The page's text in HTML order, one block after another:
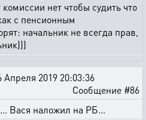
нет чтобы судить что
с пенсионным
начальник не всегда прав,
Апреля 2019 20:03:36
Сообщение #86
Вася наложил на РБ...